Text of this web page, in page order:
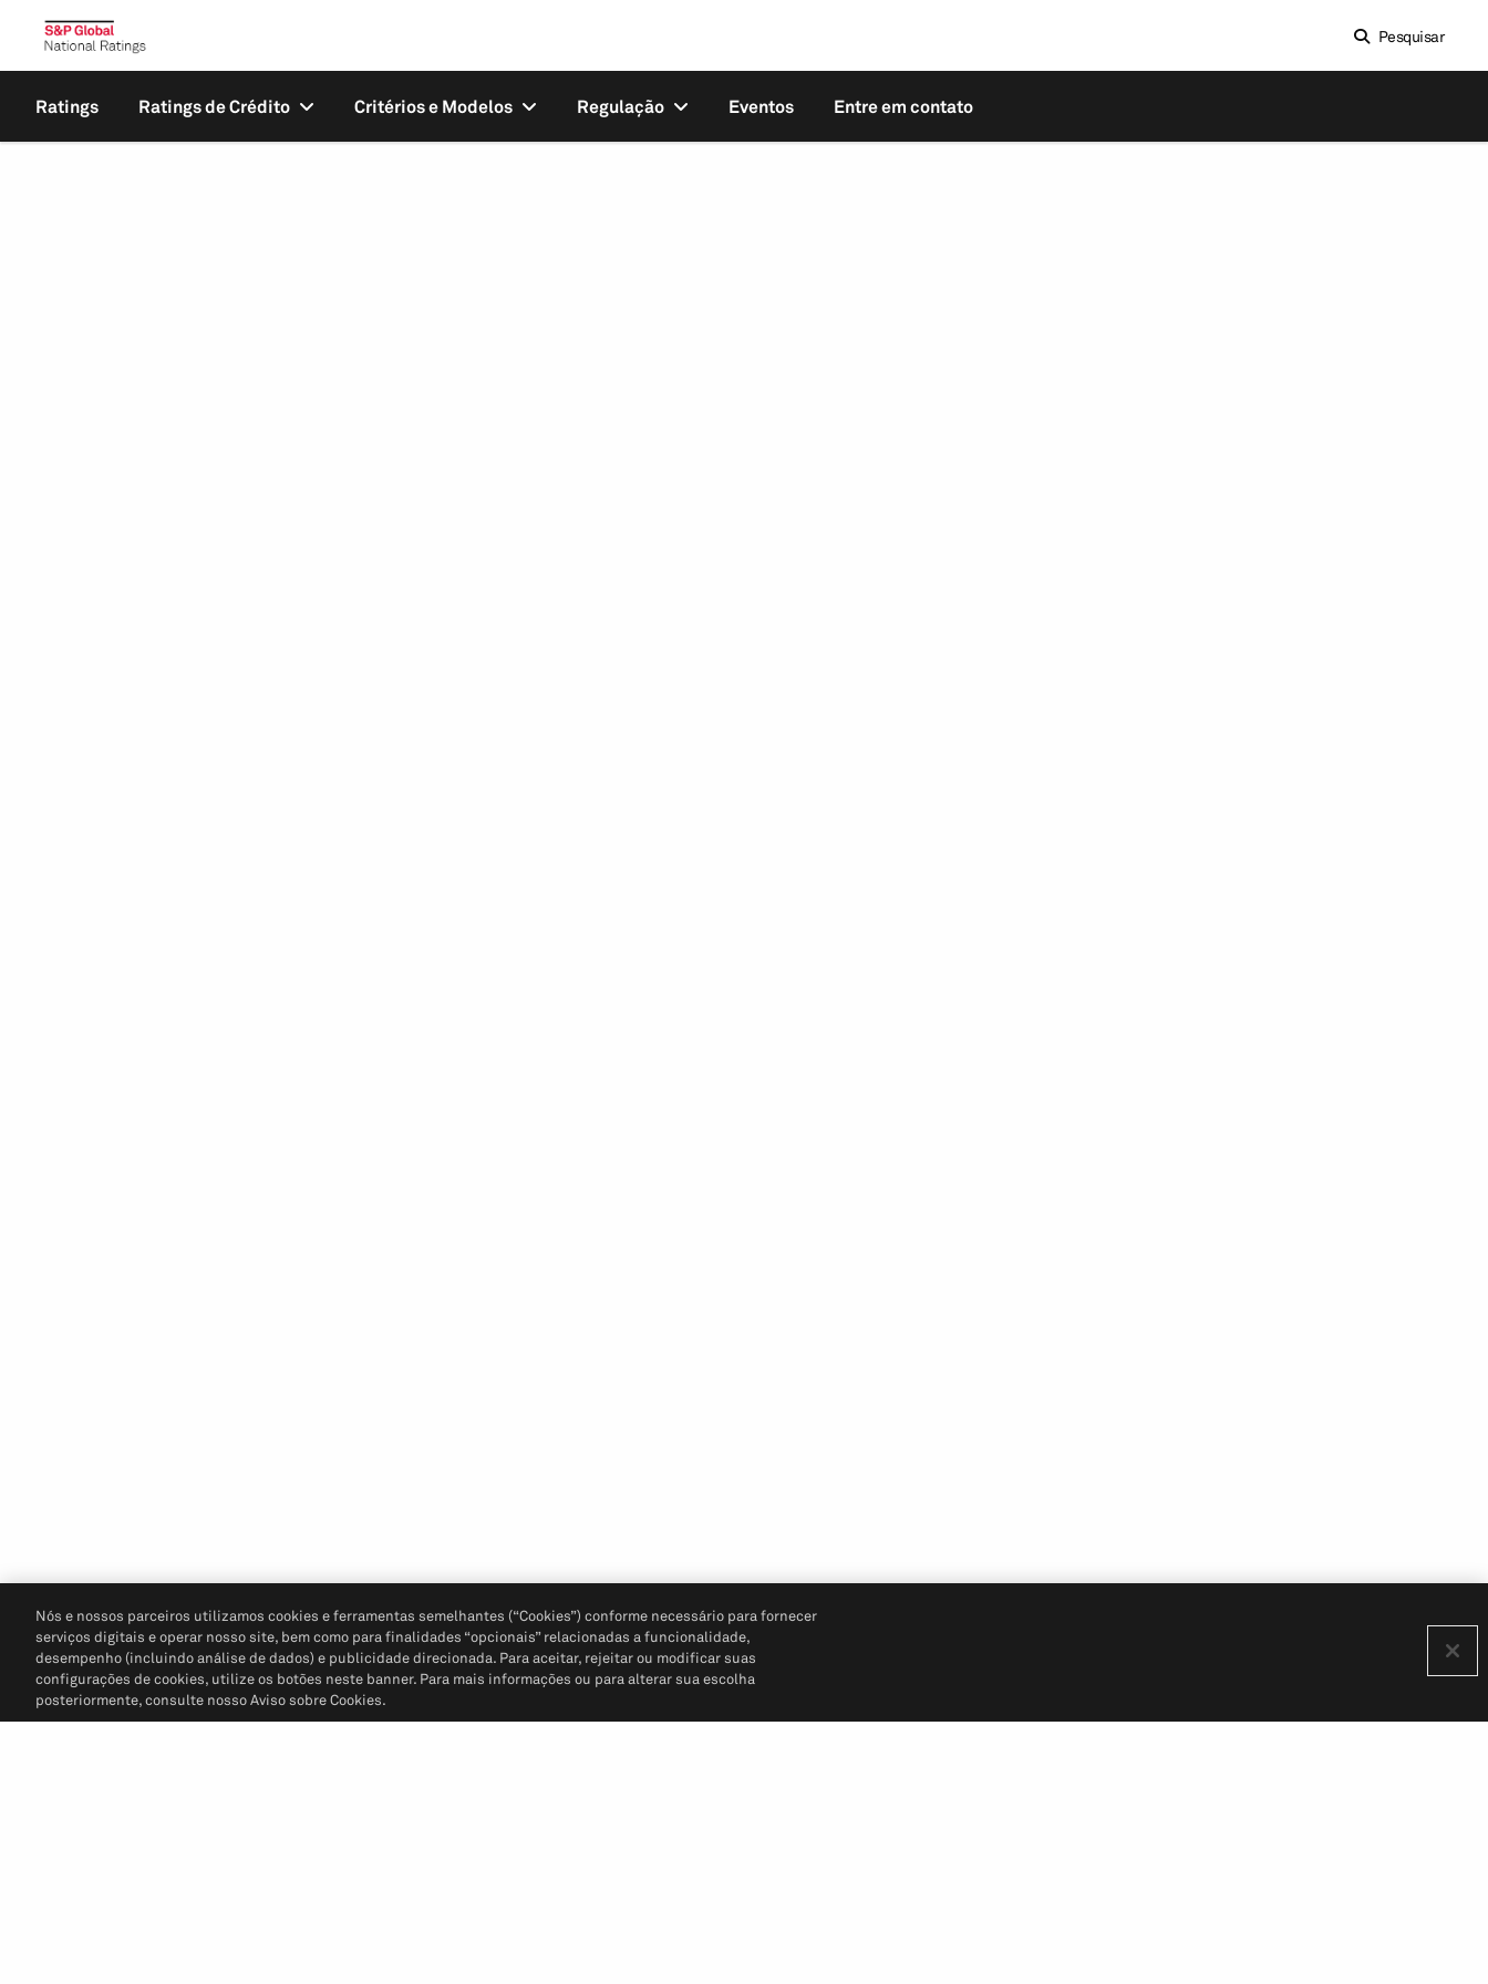
Pesquisar
Ratings Ratings de Crédito Critérios e Modelos Regulação Eventos Entre em contato
Nós e nossos parceiros utilizamos cookies e ferramentas semelhantes (“Cookies”) conforme necessário para fornecer
serviços digitais e operar nosso site, bem como para finalidades “opcionais” relacionadas a funcionalidade,
desempenho (incluindo análise de dados) e publicidade direcionada. Para aceitar, rejeitar ou modificar suas
configurações de cookies, utilize os botões neste banner. Para mais informações ou para alterar sua escolha
posteriormente, consulte nosso Aviso sobre Cookies.